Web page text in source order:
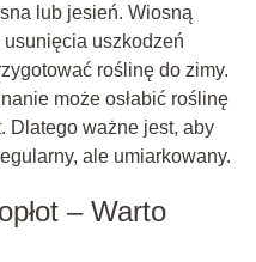
lub jesień. Wiosną
usunięcia uszkodzeń
roślinę do zimy.
może osłabić roślinę
Dlatego ważne jest, aby
ale umiarkowany.
– Warto